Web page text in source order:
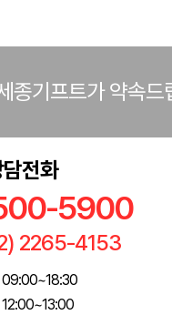
종기프트가 약속드
담전화
5900
2265-4153
09:00~18:30